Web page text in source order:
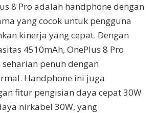
8 Pro adalah handphone dengan
yang cocok untuk pengguna
kinerja yang cepat. Dengan
4510mAh, OnePlus 8 Pro
penuh dengan
Handphone ini juga
fitur pengisian daya cepat 30W
nirkabel 30W, yang